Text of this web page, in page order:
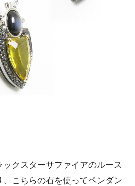
クスターサファイアのルース
、こちらの石を使ってペンダン